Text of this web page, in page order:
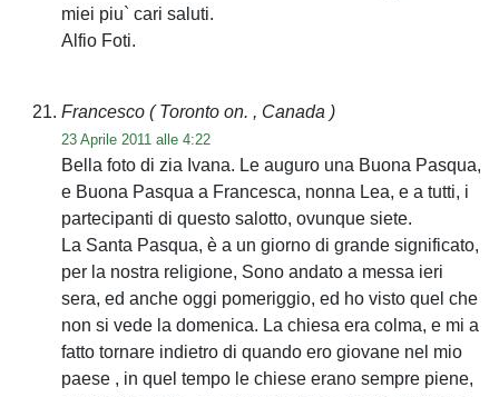
miei piu` cari saluti.
Alfio Foti.
Francesco ( Toronto on. , Canada )
23 Aprile 2011 alle 4:22
Bella foto di zia Ivana. Le auguro una Buona Pasqua,
e Buona Pasqua a Francesca, nonna Lea, e a tutti, i
partecipanti di questo salotto, ovunque siete.
La Santa Pasqua, è a un giorno di grande significato,
per la nostra religione, Sono andato a messa ieri
sera, ed anche oggi pomeriggio, ed ho visto quel che
non si vede la domenica. La chiesa era colma, e mi a
fatto tornare indietro di quando ero giovane nel mio
paese , in quel tempo le chiese erano sempre piene,